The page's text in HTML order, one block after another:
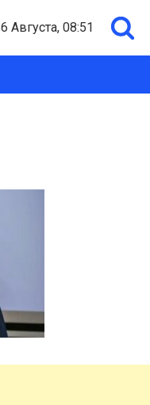
6 Августа, 08:51